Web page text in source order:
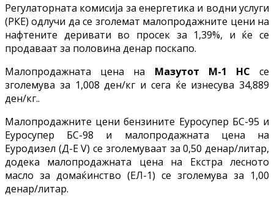
Регулаторната комисија за енергетика и водни услуги
(РКЕ) одлучи да се зголемат малопродажните цени на
нафтените деривати во просек за 1,39%, и ќе се
продаваат за половина денар поскапо.
Малопродажната цена на Мазутот М-1 НС се
зголемува за 1,008 ден/кг и сега ќе изнесува 34,889
ден/кг..
Малопродажните цени бензините Еуросупер БС-95 и
Еуросупер БС-98 и малопродажната цена на
Еуродизел (Д-Е V) се зголемуваат за 0,50 денар/литар,
додека малопродажната цена на Екстра лесното
масло за домаќинство (ЕЛ-1) се зголемува за 1,00
денар/литар.